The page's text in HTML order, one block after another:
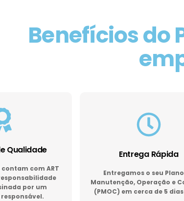
Benefícios do
Qualidade
com ART
por um
Entrega Rápida
Entregamos o seu
Manutenção, Operação e
(PMOC) em cerca de 5